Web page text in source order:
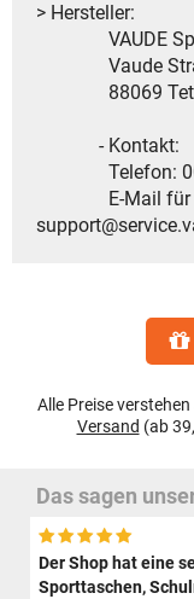
> Hersteller:
VAUDE Sport
Vaude
88069
- Kontakt:
Telefon:
E-Mail für
Alle Preise
Versand (ab
Das sagen
Der Shop hat eine
Sporttaschen,